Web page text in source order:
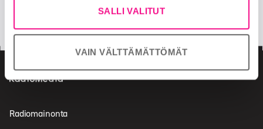
SALLI VALITUT
VAIN VÄLTTÄMÄTTÖMÄT
twitter facebook
Radiomainonta